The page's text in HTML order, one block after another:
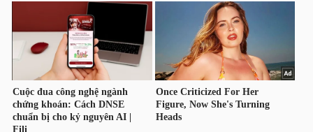
NGÀNH
DOANH